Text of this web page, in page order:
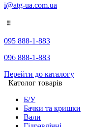
i@atg-ua.com.ua
095 888-1-883
096 888-1-883
Перейти до каталогу
Католог товарів
Б/У
Бачки та кришки
Вали